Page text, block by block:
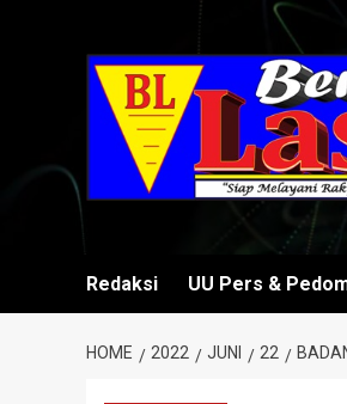
Redaksi UU Pers &
HOME 2022 JUNI 22